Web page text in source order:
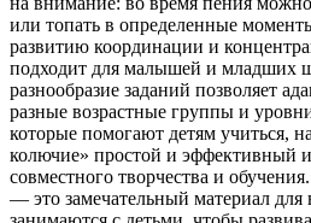
или топать в определенные
развитию координации и
подходит для малышей и младших
разнообразие заданий позволяет
разные возрастные группы и
которые помогают детям учиться,
колючие» простой и эффективный
совместного творчества и
— это замечательный материал для